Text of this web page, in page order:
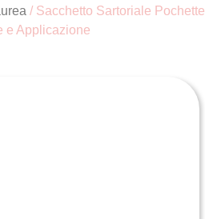
/ Sacchetto Sartoriale Pochette
e Applicazione